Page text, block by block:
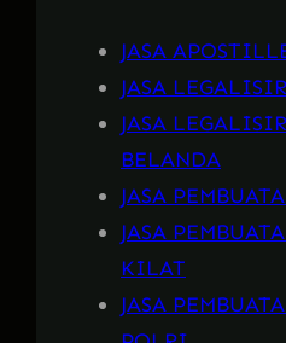
JASA
JASA
JASA
BELANDA
JASA
JASA
KILAT
JASA